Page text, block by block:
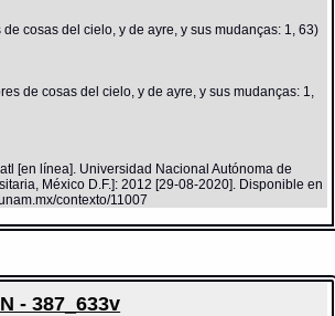
cosas del cielo, y de ayre, y sus mudanças: 1, 63)
de cosas del cielo, y de ayre, y sus mudanças: 1,
[en línea]. Universidad Nacional Autónoma de
México D.F.]: 2012 [29-08-2020]. Disponible en
contexto/11007
- 387_633v